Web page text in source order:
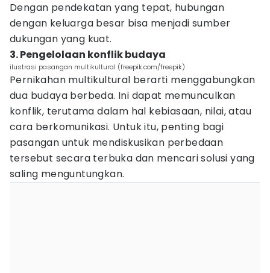
Dengan pendekatan yang tepat, hubungan
dengan keluarga besar bisa menjadi sumber
dukungan yang kuat.
3. Pengelolaan konflik budaya
ilustrasi pasangan multikultural (freepik.com/freepik)
Pernikahan multikultural berarti menggabungkan
dua budaya berbeda. Ini dapat memunculkan
konflik, terutama dalam hal kebiasaan, nilai, atau
cara berkomunikasi. Untuk itu, penting bagi
pasangan untuk mendiskusikan perbedaan
tersebut secara terbuka dan mencari solusi yang
saling menguntungkan.